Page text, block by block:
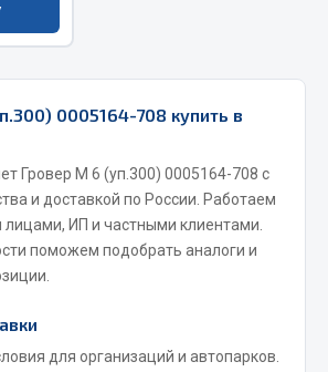
ещё
0005164-708 купить в
Гровер М 6 (уп.300) 0005164-708 с
и доставкой по России. Работаем
ИП и частными клиентами.
поможем подобрать аналоги и
для организаций и автопарков.